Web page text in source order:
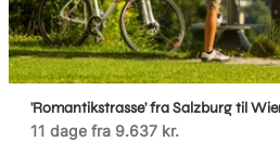
'Romantikstrasse' fra Salzburg til
11 dage fra 9.637 kr.